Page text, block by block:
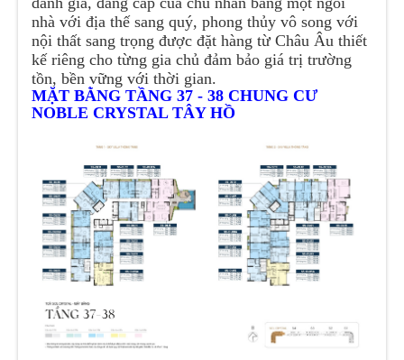
nhà với địa thế sang quý, phong thủy vô song với
nội thất sang trọng được đặt hàng từ Châu Âu thiết
kế riêng cho từng gia chủ đảm bảo giá trị trường
tồn, bền vững với thời gian.
MẶT BẰNG TẦNG 37 - 38 CHUNG CƯ
NOBLE CRYSTAL TÂY HỒ